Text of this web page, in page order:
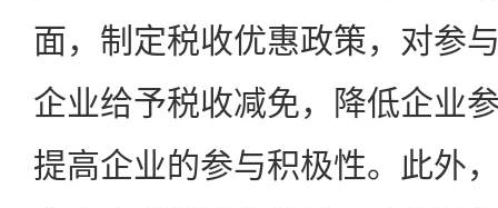
面，制定税收优惠政策，对参
企业给予税收减免，降低企业
提高企业的参与积极性。此外